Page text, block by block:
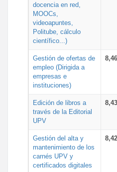
docencia en red,
MOOCs,
videoapuntes,
Politube, cálculo
científico...)
Gestión de ofertas de
empleo (Dirigida a
empresas e
instituciones)
8,46
Edición de libros a
través de la Editorial
UPV
8,43
Gestión del alta y
mantenimiento de los
carnés UPV y
certificados digitales
8,42